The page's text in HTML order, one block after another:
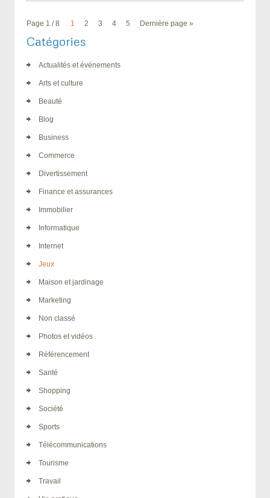
Page 1 / 8 1 2 3 4 5 Dernière page »
Catégories
Actualités et événements
Arts et culture
Beauté
Blog
Business
Commerce
Divertissement
Finance et assurances
Immobilier
Informatique
Internet
Jeux
Maison et jardinage
Marketing
Non classé
Photos et vidéos
Référencement
Santé
Shopping
Société
Sports
Télécommunications
Tourisme
Travail